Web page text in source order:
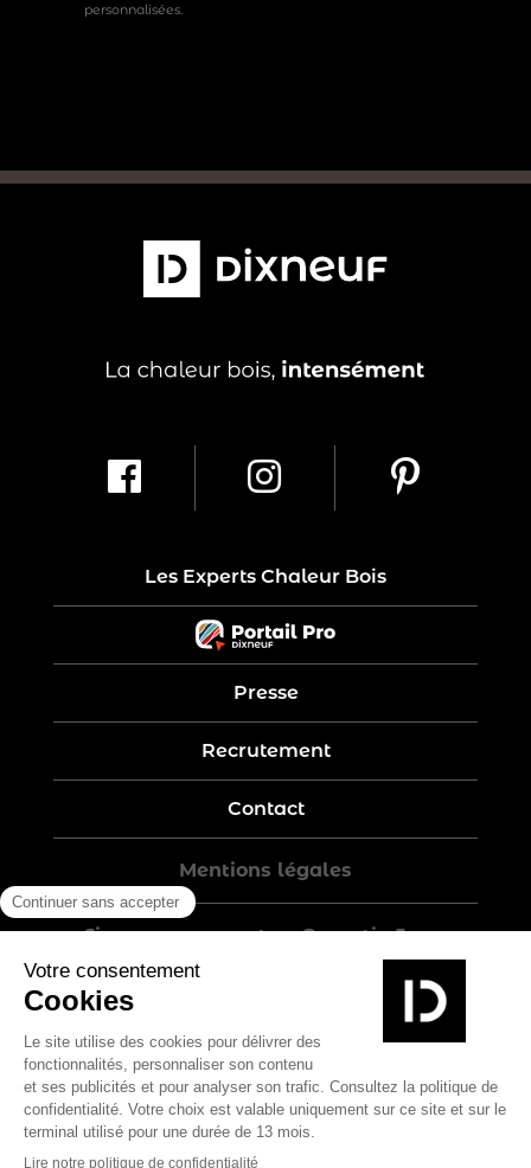
personnalisées.
Les Experts Chaleur Bois
Presse
Recrutement
Contact
Mentions légales
Five-year warranty – Garantie 5 ans
Politique de confidentialité
Conditions générales de vente
Plan du site